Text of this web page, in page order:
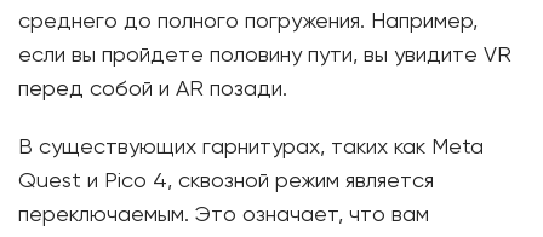
среднего до полного погружения. Например,
если вы пройдете половину пути, вы увидите VR
перед собой и AR позади.
В существующих гарнитурах, таких как Meta
Quest и Pico 4, сквозной режим является
переключаемым. Это означает, что вам